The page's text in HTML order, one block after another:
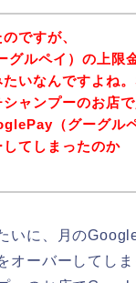
ですが、
ルペイ）の上限
いなんですよね
ャンプーのお店
（グーグルペ
てしまったのか
いに、月の
オーバーしてし